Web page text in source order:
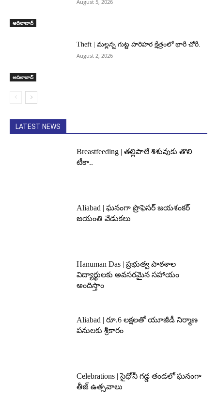
ఆదిలాబాద్
August 5, 2026
ఆదిలాబాద్
Theft | మల్లన్న గుట్ట హరిహర క్షేత్రంలో భారీ చోరీ.
August 2, 2026
LATEST NEWS
Breastfeeding | తల్లిపాలే శిశువుకు తొలి
టీకా..
Aliabad | ఘనంగా ప్రొఫెసర్ జయశంకర్
జయంతి వేడుకలు
Hanuman Das | ప్రభుత్వ పాఠశాల
విద్యార్థులకు అవసరమైన సహాయం
అందిస్తాం
Aliabad | రూ.6 లక్షలతో యూజీడీ నిర్మాణ
పనులకు శ్రీకారం
Celebrations | సైధోనీ గడ్డ తండలో ఘనంగా
తీజ్ ఉత్సవాలు